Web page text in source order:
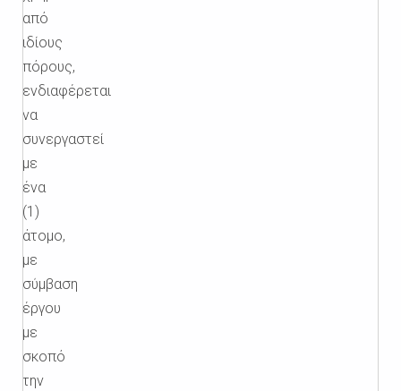
από
ιδίους
πόρους,
ενδιαφέρεται
να
συνεργαστεί
με
ένα
(1)
άτομο,
με
σύμβαση
έργου
με
σκοπό
την